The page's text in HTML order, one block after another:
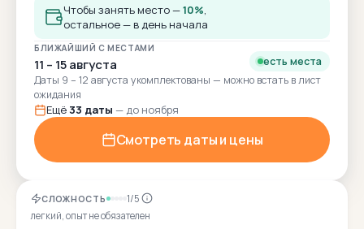
СЛОЖНОСТЬ 1/5
легкий, опыт не обязателен
Чтобы занять место —10%,
остальное — в день начала
БЛИЖАЙШИЙ С МЕСТАМИ
11 – 15 августа
есть места
Даты 9 – 12 августа укомплектованы — можно встать в лист
ожидания
Ещё 33 даты — до ноября
Смотреть даты и цены